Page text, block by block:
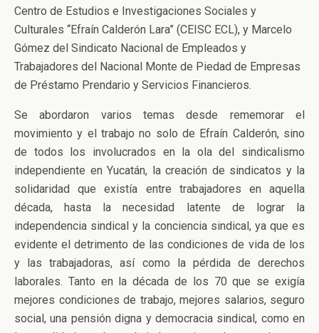
Centro de Estudios e Investigaciones Sociales y
Culturales “Efraín Calderón Lara” (CEISC ECL), y Marcelo
Gómez del Sindicato Nacional de Empleados y
Trabajadores del Nacional Monte de Piedad de Empresas
de Préstamo Prendario y Servicios Financieros.
Se abordaron varios temas desde rememorar el
movimiento y el trabajo no solo de Efraín Calderón, sino
de todos los involucrados en la ola del sindicalismo
independiente en Yucatán, la creación de sindicatos y la
solidaridad que existía entre trabajadores en aquella
década, hasta la necesidad latente de lograr la
independencia sindical y la conciencia sindical, ya que es
evidente el detrimento de las condiciones de vida de los
y las trabajadoras, así como la pérdida de derechos
laborales. Tanto en la década de los 70 que se exigía
mejores condiciones de trabajo, mejores salarios, seguro
social, una pensión digna y democracia sindical, como en